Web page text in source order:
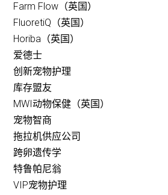
Farm Flow（英国）
FluoretiQ（英国）
Horiba（英国）
爱德士
创新宠物护理
库存盟友
MWI动物保健（英国）
宠物智商
拖拉机供应公司
跨卵遗传学
特鲁帕尼翁
VIP宠物护理